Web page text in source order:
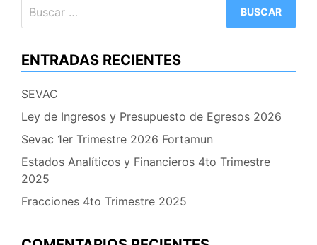
ENTRADAS RECIENTES
SEVAC
Ley de Ingresos y Presupuesto de Egresos 2026
Sevac 1er Trimestre 2026 Fortamun
Estados Analíticos y Financieros 4to Trimestre
2025
Fracciones 4to Trimestre 2025